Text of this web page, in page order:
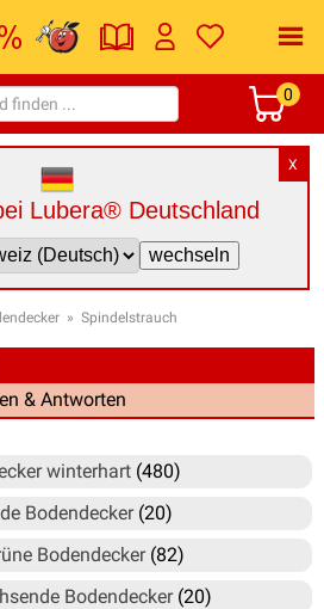
0
X
Lubera® Deutschland
» Spindelstrauch
& Antworten
winterhart (480)
Bodendecker(20)
Bodendecker(82)
Bodendecker(20)